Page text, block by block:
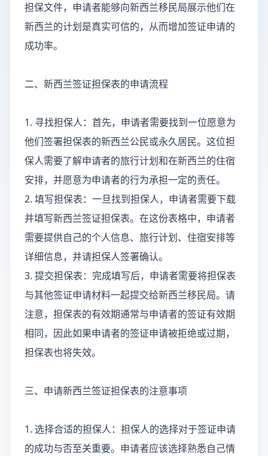
担保文件，申请者能够向新西兰移民局展示他们在
新西兰的计划是真实可信的，从而增加签证申请的
成功率。
二、新西兰签证担保表的申请流程
1. 寻找担保人：首先，申请者需要找到一位愿意为
他们签署担保表的新西兰公民或永久居民。这位担
保人需要了解申请者的旅行计划和在新西兰的住宿
安排，并愿意为申请者的行为承担一定的责任。
2. 填写担保表：一旦找到担保人，申请者需要下载
并填写新西兰签证担保表。在这份表格中，申请者
需要提供自己的个人信息、旅行计划、住宿安排等
详细信息，并请担保人签署确认。
3. 提交担保表：完成填写后，申请者需要将担保表
与其他签证申请材料一起提交给新西兰移民局。请
注意，担保表的有效期通常与申请者的签证有效期
相同，因此如果申请者的签证申请被拒绝或过期，
担保表也将失效。
三、申请新西兰签证担保表的注意事项
1. 选择合适的担保人：担保人的选择对于签证申请
的成功与否至关重要。申请者应该选择熟悉自己情